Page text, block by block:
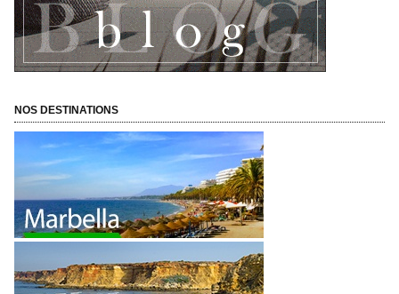
NOS DESTINATIONS